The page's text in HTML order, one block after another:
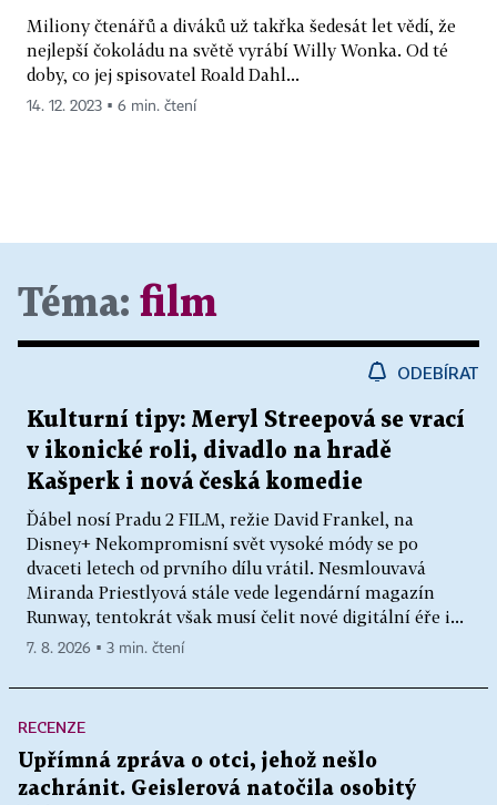
Miliony čtenářů a diváků už takřka šedesát let vědí, že
nejlepší čokoládu na světě vyrábí Willy Wonka. Od té
doby, co jej spisovatel Roald Dahl...
14. 12. 2023 ▪ 6 min. čtení
Téma: film
ODEBÍRAT
Kulturní tipy: Meryl Streepová se vrací
v ikonické roli, divadlo na hradě
Kašperk i nová česká komedie
Ďábel nosí Pradu 2 FILM, režie David Frankel, na
Disney+ Nekompromisní svět vysoké módy se po
dvaceti letech od prvního dílu vrátil. Nesmlouvavá
Miranda Priestlyová stále vede legendární magazín
Runway, tentokrát však musí čelit nové digitální éře i...
7. 8. 2026 ▪ 3 min. čtení
RECENZE
Upřímná zpráva o otci, jehož nešlo
zachránit. Geislerová natočila osobitý